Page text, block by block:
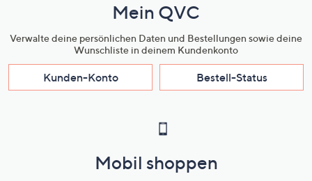
Mein QVC
Verwalte deine persönlichen Daten und Bestellungen sowie deine
Wunschliste in deinem Kundenkonto
Kunden-Konto Bestell-Status
Mobil shoppen